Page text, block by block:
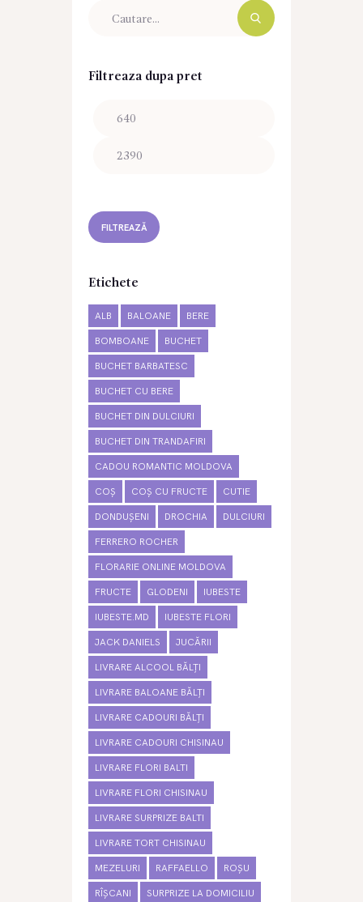
Filtreaza dupa pret
minim
FILTREAZĂ
Etichete
ALB BALOANE BERE
BOMBOANE BUCHET
BUCHET BARBATESC
BUCHET CU BERE
BUCHET DIN DULCIURI
BUCHET DIN TRANDAFIRI
CADOU ROMANTIC MOLDOVA
COȘ COȘ CU FRUCTE CUTIE
DONDUȘENI DROCHIA DULCIURI
FERRERO ROCHER
FLORARIE ONLINE MOLDOVA
FRUCTE GLODENI IUBESTE
IUBESTE.MD IUBESTE FLORI
JACK DANIELS JUCĂRII
LIVRARE ALCOOL BĂLȚI
LIVRARE BALOANE BĂLȚI
LIVRARE CADOURI BĂLȚI
LIVRARE CADOURI CHISINAU
LIVRARE FLORI BALTI
LIVRARE FLORI CHISINAU
LIVRARE SURPRIZE BALTI
LIVRARE TORT CHISINAU
MEZELURI RAFFAELLO ROȘU
RÎȘCANI SURPRIZE LA DOMICILIU